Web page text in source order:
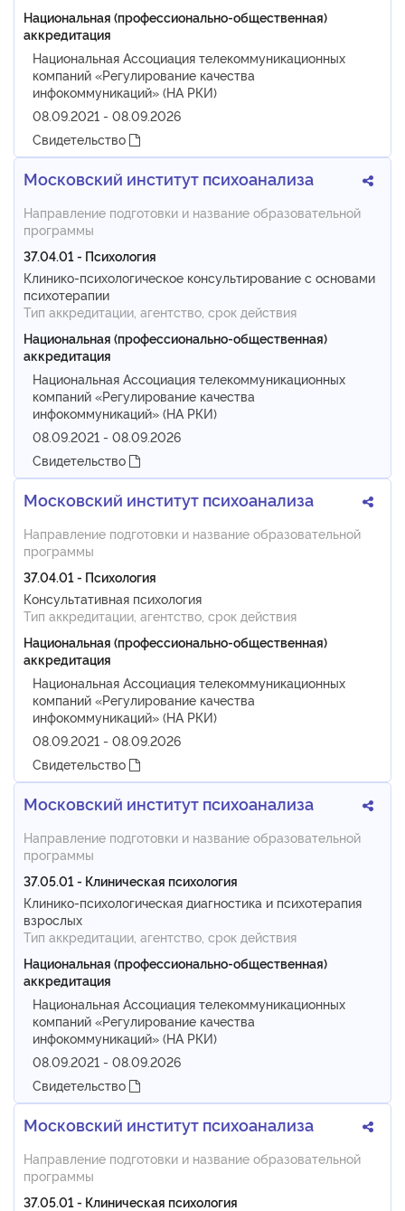
Национальная (профессионально-общественная)
аккредитация
Национальная Ассоциация телекоммуникационных
компаний «Регулирование качества
инфокоммуникаций» (НА РКИ)
08.09.2021 - 08.09.2026
Свидетельство
Московский институт психоанализа
Направление подготовки и название образовательной
программы
37.04.01 - Психология
Клинико-психологическое консультирование с основами
психотерапии
Тип аккредитации, агентство, срок действия
Национальная (профессионально-общественная)
аккредитация
Национальная Ассоциация телекоммуникационных
компаний «Регулирование качества
инфокоммуникаций» (НА РКИ)
08.09.2021 - 08.09.2026
Свидетельство
Московский институт психоанализа
Направление подготовки и название образовательной
программы
37.04.01 - Психология
Консультативная психология
Тип аккредитации, агентство, срок действия
Национальная (профессионально-общественная)
аккредитация
Национальная Ассоциация телекоммуникационных
компаний «Регулирование качества
инфокоммуникаций» (НА РКИ)
08.09.2021 - 08.09.2026
Свидетельство
Московский институт психоанализа
Направление подготовки и название образовательной
программы
37.05.01 - Клиническая психология
Клинико-психологическая диагностика и психотерапия
взрослых
Тип аккредитации, агентство, срок действия
Национальная (профессионально-общественная)
аккредитация
Национальная Ассоциация телекоммуникационных
компаний «Регулирование качества
инфокоммуникаций» (НА РКИ)
08.09.2021 - 08.09.2026
Свидетельство
Московский институт психоанализа
Направление подготовки и название образовательной
программы
37.05.01 - Клиническая психология